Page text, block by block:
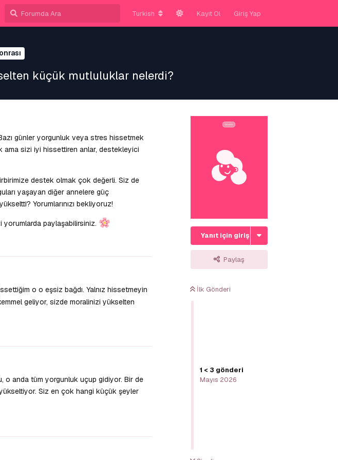
Turkish Kayıt Ol Giriş Yap
küçük mutluluklar nelerdi?
Yanıt için giriş yap
Paylaş
İlk Gönderi
1 < 3 gönderi
Mayıs 2026
günler yorgunluk veya stres hissetmek
ama sizi iyi hissettiren anlar, destekleyici
destek olmak çok değerli. Siz de
yaşayan diğer annelere güç
Yorumlarınızı bekliyoruz!
paylaşabilirsiniz.
o o eşsiz bağdı. Yalnız hissetmeyin
geliyor, sizde moralinizi yükselten
o anda tüm yorgunluk uçup gidiyor. Bir de
Siz en çok hangi küçük şeyler